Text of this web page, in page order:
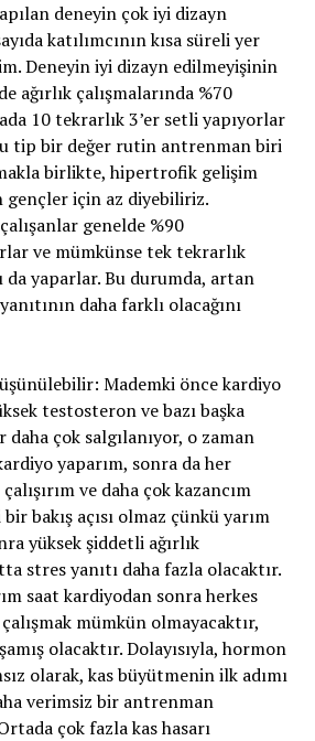
deneyin çok iyi dizayn
katılımcının kısa süreli yer
Deneyin iyi dizayn edilmeyişinin
ağırlık çalışmalarında %70
10 tekrarlık 3’er setli yapıyorlar
tip bir değer rutin antrenman biri
birlikte, hipertrofik gelişim
gençler için az diyebiliriz.
genelde %90
ve mümkünse tek tekrarlık
da yaparlar. Bu durumda, artan
daha farklı olacağını
Mademki önce kardiyo
testosteron ve bazı başka
çok salgılanıyor, o zaman
yaparım, sonra da her
ve daha çok kazancım
bakış açısı olmaz çünkü yarım
yüksek şiddetli ağırlık
stres yanıtı daha fazla olacaktır.
saat kardiyodan sonra herkes
mümkün olmayacaktır,
olacaktır. Dolayısıyla, hormon
olarak, kas büyütmenin ilk adımı
verimsiz bir antrenman
çok fazla kas hasarı